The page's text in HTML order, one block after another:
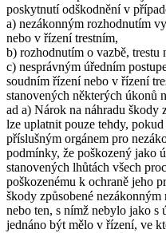
poskytnutí odškodnění v
a) nezákonným rozhodnutím
nebo v řízení trestním,
b) rozhodnutím o vazbě, trestu
c) nesprávným úředním
soudním řízení nebo v řízení
stanovených některých úkonů
ad a) Nárok na náhradu škody
lze uplatnit pouze tehdy,
příslušným orgánem pro
podmínky, že poškozený jako
stanovených lhůtách všech
poškozenému k ochraně jeho
škody způsobené
nebo ten, s nímž nebylo jako s
jednáno být mělo v řízení, ve